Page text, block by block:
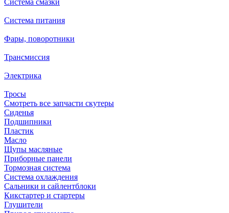
Система смазки
Система питания
Фары, поворотники
Трансмиссия
Электрика
Тросы
Смотреть все запчасти скутеры
Сиденья
Подшипники
Пластик
Масло
Щупы масляные
Приборные панели
Тормозная система
Система охлаждения
Сальники и сайлентблоки
Кикстартер и стартеры
Глушители